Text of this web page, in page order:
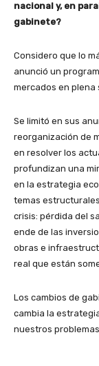
nacional y, en
gabinete?
Considero que lo
anunció un
mercados en plena
Se limitó en sus
reorganización de
en resolver los
profundizan una
en la estrategia
temas
crisis: pérdida del
ende de las
obras e
real que están
Los cambios de
cambia la
nuestros